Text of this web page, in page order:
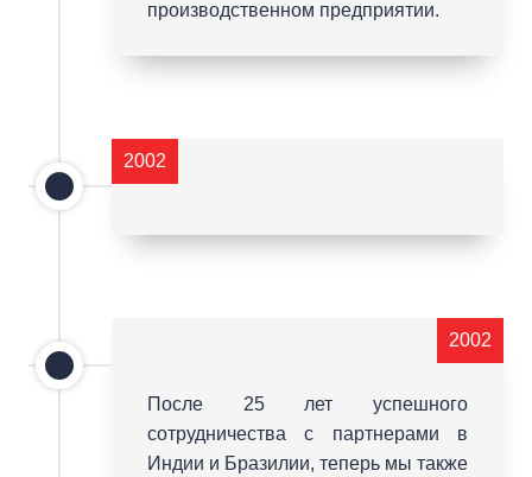
производственном предприятии.
2002
2002
После 25 лет успешного
сотрудничества с партнерами в
Индии и Бразилии, теперь мы также